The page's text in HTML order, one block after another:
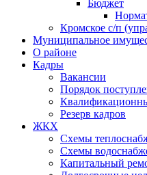
Бюджет
Кромское с/п
Муниципальное
О районе
Кадры
Вакансии
Порядок
Резерв кадров
ЖКХ
Схемы
Схемы
Капитальный